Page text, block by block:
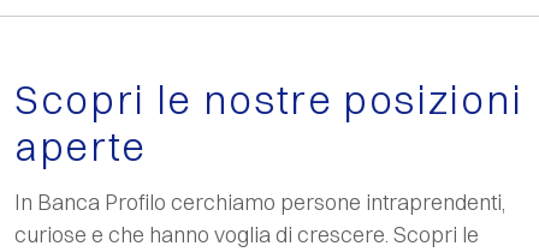
Scopri le nostre posizioni
aperte
In Banca Profilo cerchiamo persone intraprendenti,
curiose e che hanno voglia di crescere. Scopri le